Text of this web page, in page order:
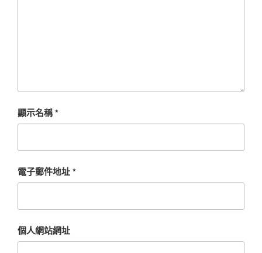
顯示名稱*
電子郵件地址*
個人網站網址